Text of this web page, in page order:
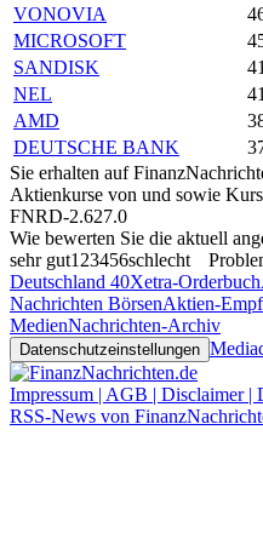
VONOVIA
MICROSOFT
SANDISK
NEL
AMD
DEUTSCHE BANK
Sie erhalten auf
Aktienkurse von und sowie
FNRD-2.627.0
Wie bewerten Sie die aktuell
sehr gut1 23456schlecht
Deutschland 40Xetra-Orderbuch
Nachrichten BörsenAktien-
MedienNachrichten-Archiv
Datenschutzeinstellungen
Impressum | AGB | Disclaimer |
RSS-News von